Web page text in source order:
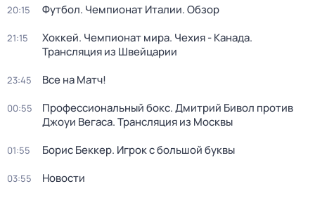
20:15 Футбол. Чемпионат Италии. Обзор
21:15
Хоккей. Чемпионат мира. Чехия - Канада.
Трансляция из Швейцарии
23:45 Все на Матч!
00:55
Профессиональный бокс. Дмитрий Бивол против
Джоуи Вегаса. Трансляция из Москвы
01:55 Борис Беккер. Игрок с большой буквы
03:55 Новости